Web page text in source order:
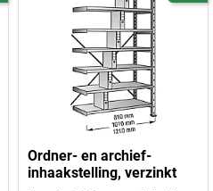
Ordner- en archief-
inhaakstelling, verzinkt